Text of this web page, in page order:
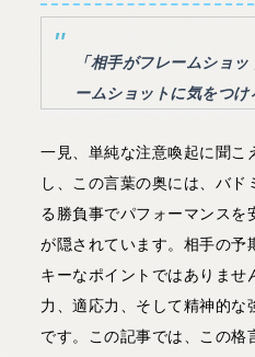
「相手がフレームショ
ームショットに気をつけ
一見、単純な注意喚起に聞こ
し、この言葉の奥には、バド
る勝負事でパフォーマンスを
が隠されています。相手の予
キーなポイントではありませ
力、適応力、そして精神的な
です。この記事では、この格